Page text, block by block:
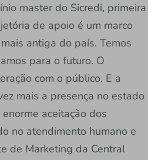
master do Sicredi, primeira
de apoio é um marco
antiga do país. Temos
para o futuro. O
com o público. E a
mais a presença no estado
aceitação dos
no atendimento humano e
de Marketing da Central